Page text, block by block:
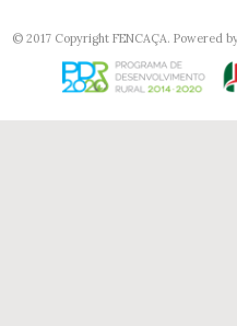
© 2017 Copyright FENCAÇA. Powered